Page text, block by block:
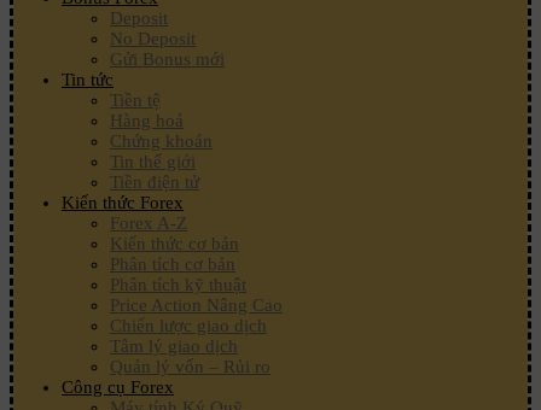
Deposit
No Deposit
Gửi Bonus mới
Tin tức
Tiền tệ
Hàng hoá
Chứng khoán
Tin thế giới
Tiền điện tử
Kiến thức Forex
Forex A-Z
Kiến thức cơ bản
Phân tích cơ bản
Phân tích kỹ thuật
Price Action Nâng Cao
Chiến lược giao dịch
Tâm lý giao dịch
Quản lý vốn – Rủi ro
Công cụ Forex